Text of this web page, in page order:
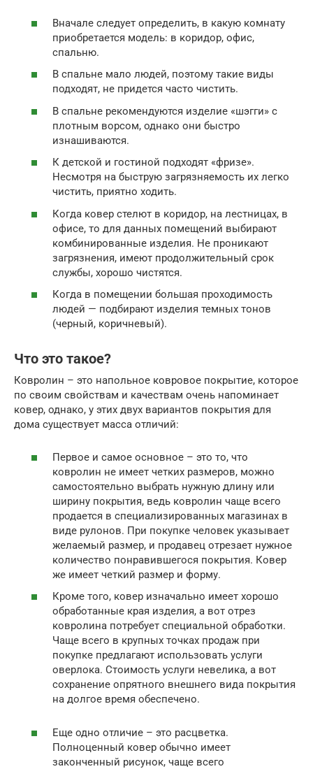
Вначале следует определить, в какую комнату
приобретается модель: в коридор, офис,
спальню.
В спальне мало людей, поэтому такие виды
подходят, не придется часто чистить.
В спальне рекомендуются изделие «шэгги» с
плотным ворсом, однако они быстро
изнашиваются.
К детской и гостиной подходят «фризе».
Несмотря на быструю загрязняемость их легко
чистить, приятно ходить.
Когда ковер стелют в коридор, на лестницах, в
офисе, то для данных помещений выбирают
комбинированные изделия. Не проникают
загрязнения, имеют продолжительный срок
службы, хорошо чистятся.
Когда в помещении большая проходимость
людей — подбирают изделия темных тонов
(черный, коричневый).
Что это такое?
Ковролин – это напольное ковровое покрытие, которое
по своим свойствам и качествам очень напоминает
ковер, однако, у этих двух вариантов покрытия для
дома существует масса отличий:
Первое и самое основное – это то, что
ковролин не имеет четких размеров, можно
самостоятельно выбрать нужную длину или
ширину покрытия, ведь ковролин чаще всего
продается в специализированных магазинах в
виде рулонов. При покупке человек указывает
желаемый размер, и продавец отрезает нужное
количество понравившегося покрытия. Ковер
же имеет четкий размер и форму.
Кроме того, ковер изначально имеет хорошо
обработанные края изделия, а вот отрез
ковролина потребует специальной обработки.
Чаще всего в крупных точках продаж при
покупке предлагают использовать услуги
оверлока. Стоимость услуги невелика, а вот
сохранение опрятного внешнего вида покрытия
на долгое время обеспечено.
Еще одно отличие – это расцветка.
Полноценный ковер обычно имеет
законченный рисунок, чаще всего